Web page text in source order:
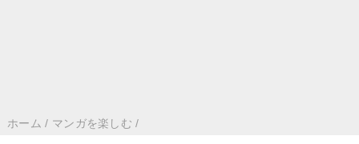
ホーム / マンガを楽しむ /